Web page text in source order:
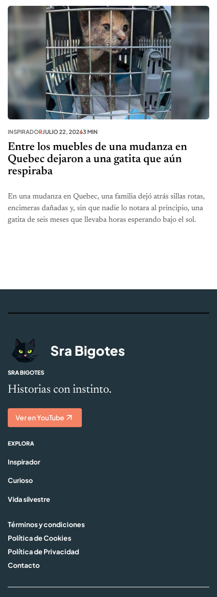
INSPIRADORJULIO 22, 20263 MIN
Entre los muebles de una mudanza en
Quebec dejaron a una gatita que aún
respiraba
En una mudanza en Quebec, una familia dejó atrás sillas rotas,
encimeras dañadas y, sin que nadie lo notara al principio, una
gatita de seis meses que llevaba horas esperando bajo el sol.
Sra Bigotes
SRA BIGOTES
Historias con instinto.
Ver en YouTube
EXPLORA
Inspirador
Curioso
Vida silvestre
Términos y condiciones
Política de Cookies
Política de Privacidad
Contacto